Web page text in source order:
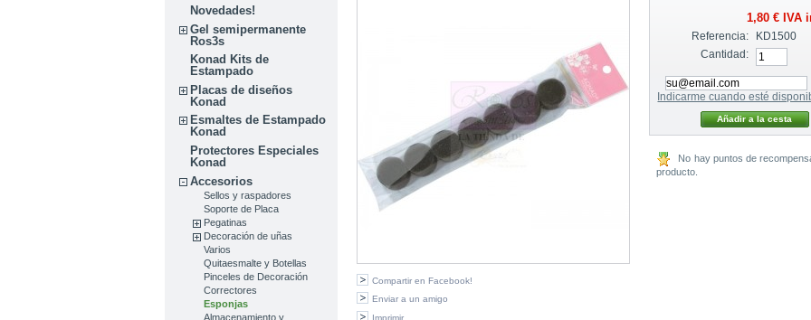
Novedades!
Gel semipermanente
Ros3s
Konad Kits de
Estampado
Placas de diseños
Konad
Esmaltes de Estampado
Konad
Protectores Especiales
Konad
Accesorios
Sellos y raspadores
Soporte de Placa
Pegatinas
Decoración de uñas
Varios
Quitaesmalte y Botellas
Pinceles de Decoración
Correctores
Esponjas
Almacenamiento y
Compartir en Facebook!
Enviar a un amigo
Imprimir
1,80 €IVA
Referencia:
KD1500
Cantidad:
Indicarme cuando esté
No hay puntos de
producto.